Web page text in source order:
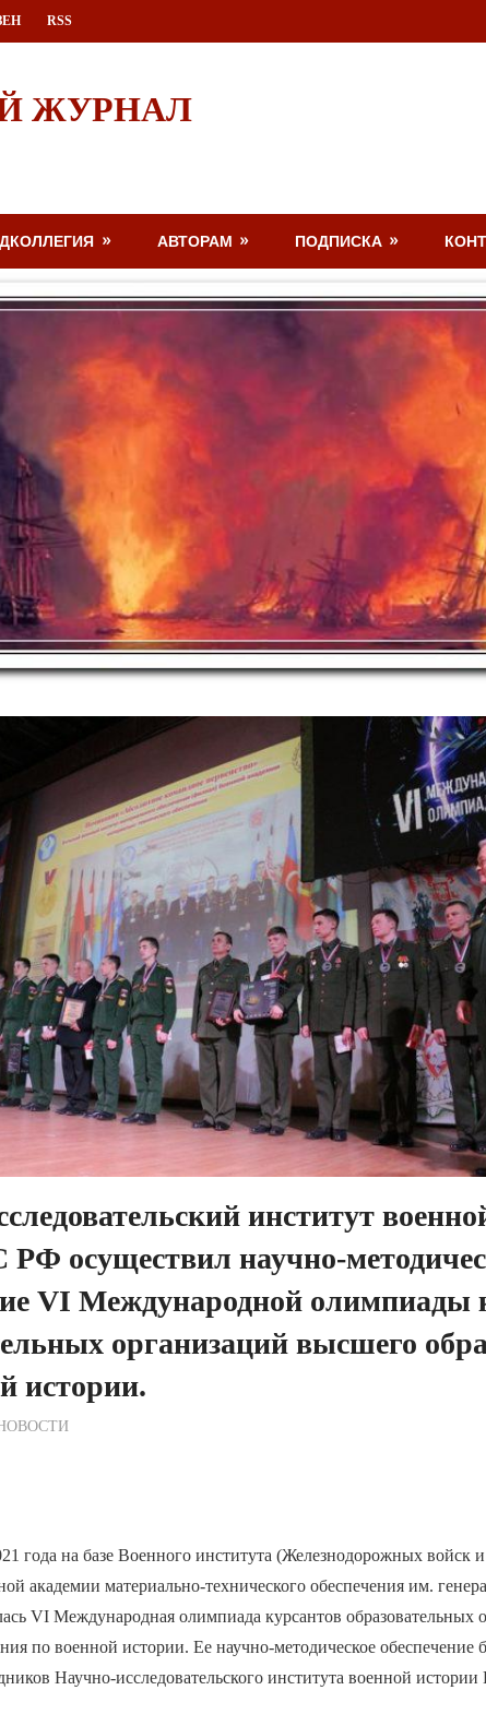
RSS
ЖУРНАЛ
АВТОРАМ ПОДПИСКА
институт
осуществил научно-
VI Международной олимпиады
организаций высшего
истории.
по Редакции
года на базе Военного института (Железнодорожных войск
академии материально-технического обеспечения им.
VI Международная олимпиада курсантов образовательных
по военной истории. Ее научно-методическое обеспечение
Научно-исследовательского института военной